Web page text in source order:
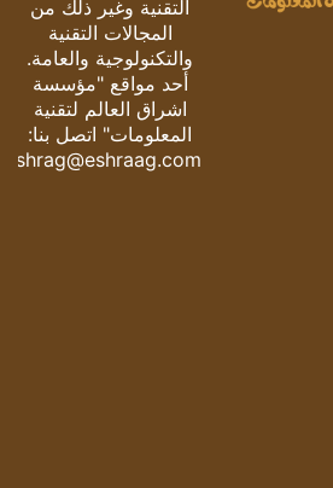
التقنية وغير ذلك من
المجالات التقنية
والتكنولوجية والعامة.
أحد مواقع "مؤسسة
اشراق العالم لتقنية
المعلومات" اتصل بنا:
eshrag@eshraag.com